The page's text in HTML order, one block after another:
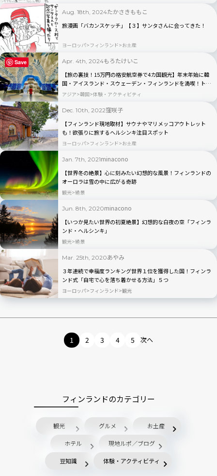
Aug. 18th, 2024たかさきももこ
旅漫画「バカンスケッチ」【３】サンタさんに会ってきた！
ヨーロッパ フィンランド お土産
Apr. 4th, 2024もろたけいこ
【旅の裏技！15万円の格安航空券で4カ国観光】年末年始に韓
国・アイスランド・スウェーデン・フィンランドを満喫！トラ
ンジット旅のススメ
アジア 韓国 体験・アクティビティ
Dec. 10th, 2022窪咲子
【フィンランド現地取材】サウナやマリメッコアウトレット
も！欲張りに旅するヘルシンキ注目スポット
ヨーロッパ フィンランド お土産
Jan. 7th, 2021minacono
【世界冬の絶景】心に刻みたい幻想的な風景！フィンランドの
オーロラは雪の中に広がる奇跡
観光 絶景
Jun. 8th, 2020minacono
【いつか見たい世界の初夏絶景】幻想的な白夜の空「フィンラ
ンド・ヘルシンキ」
観光 絶景
Mar. 25th, 2020あやみ
３年連続で幸福度ランキング世界１位を獲得した国！フィンラ
ンド式「自宅で心を落ち着かせる方法」５つ
ヨーロッパ フィンランド 観光
1 2 3 4 5 次へ
フィンランドのカテゴリー
観光 グルメ お土産
ホテル 現地ルポ／ブログ
豆知識 体験・アクティビティ
Save